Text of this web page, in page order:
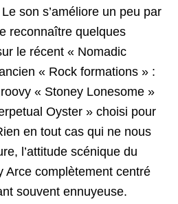
son s’améliore un peu par
reconnaître quelques
le récent « Nomadic
« Rock formations » :
« Stoney Lonesome »
Oyster » choisi pour
en tout cas qui ne nous
l’attitude scénique du
Arce complètement centré
souvent ennuyeuse.